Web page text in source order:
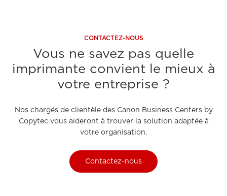
CONTACTEZ-NOUS
Vous ne savez pas quelle
imprimante convient le mieux à
votre entreprise ?
Nos chargés de clientèle des Canon Business Centers by
Copytec vous aideront à trouver la solution adaptée à
votre organisation.
Contactez-nous